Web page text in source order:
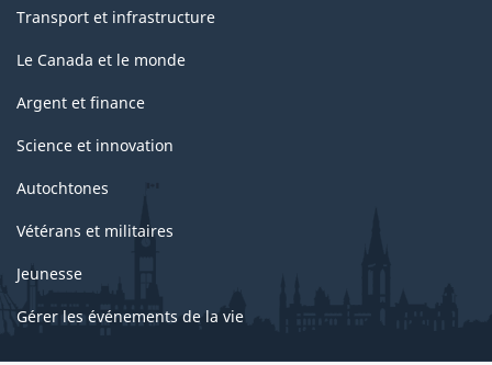
Transport et infrastructure
Le Canada et le monde
Argent et finance
Science et innovation
Autochtones
Vétérans et militaires
Jeunesse
Gérer les événements de la vie